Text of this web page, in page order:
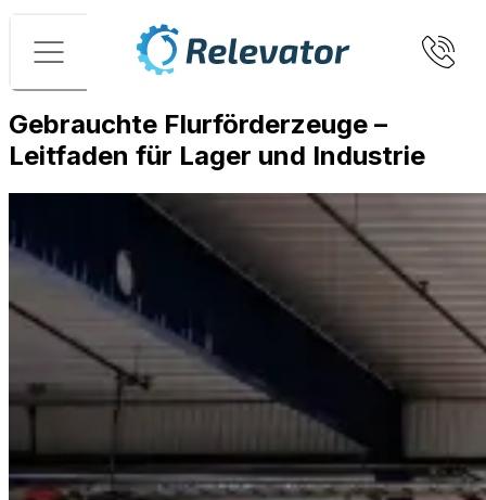
Menü
Gebrauchte Flurförderzeuge –
Leitfaden für Lager und Industrie